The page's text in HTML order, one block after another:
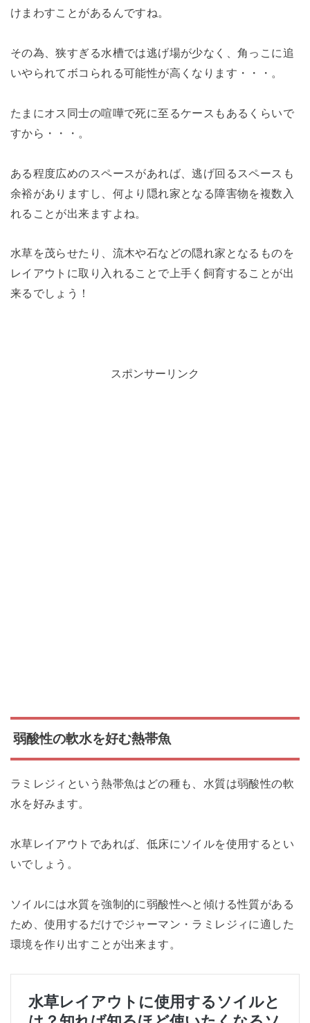
けまわすことがあるんですね。
その為、狭すぎる水槽では逃げ場が少なく、角っこに追
いやられてボコられる可能性が高くなります・・・。
たまにオス同士の喧嘩で死に至るケースもあるくらいで
すから・・・。
ある程度広めのスペースがあれば、逃げ回るスペースも
余裕がありますし、何より隠れ家となる障害物を複数入
れることが出来ますよね。
水草を茂らせたり、流木や石などの隠れ家となるものを
レイアウトに取り入れることで上手く飼育することが出
来るでしょう！
スポンサーリンク
弱酸性の軟水を好む熱帯魚
ラミレジィという熱帯魚はどの種も、水質は弱酸性の軟
水を好みます。
水草レイアウトであれば、低床にソイルを使用するとい
いでしょう。
ソイルには水質を強制的に弱酸性へと傾ける性質がある
ため、使用するだけでジャーマン・ラミレジィに適した
環境を作り出すことが出来ます。